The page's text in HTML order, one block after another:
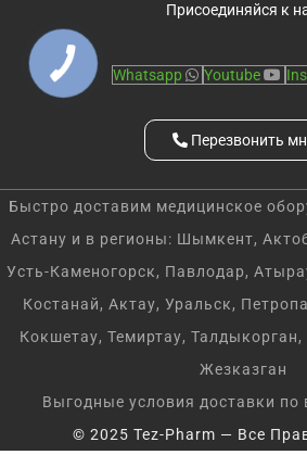
Присоединяйся к
Whatsapp Youtube
Перезвонить
Быстро доставим медицинское
Астану и в регионы: Шымкент,
Усть-Каменогорск, Павлодар,
Костанай, Актау, Уральск,
Кокшетау, Темиртау,
Жезказган
Выгодные условия доставки по
© 2025 Tez-Pharm — Все